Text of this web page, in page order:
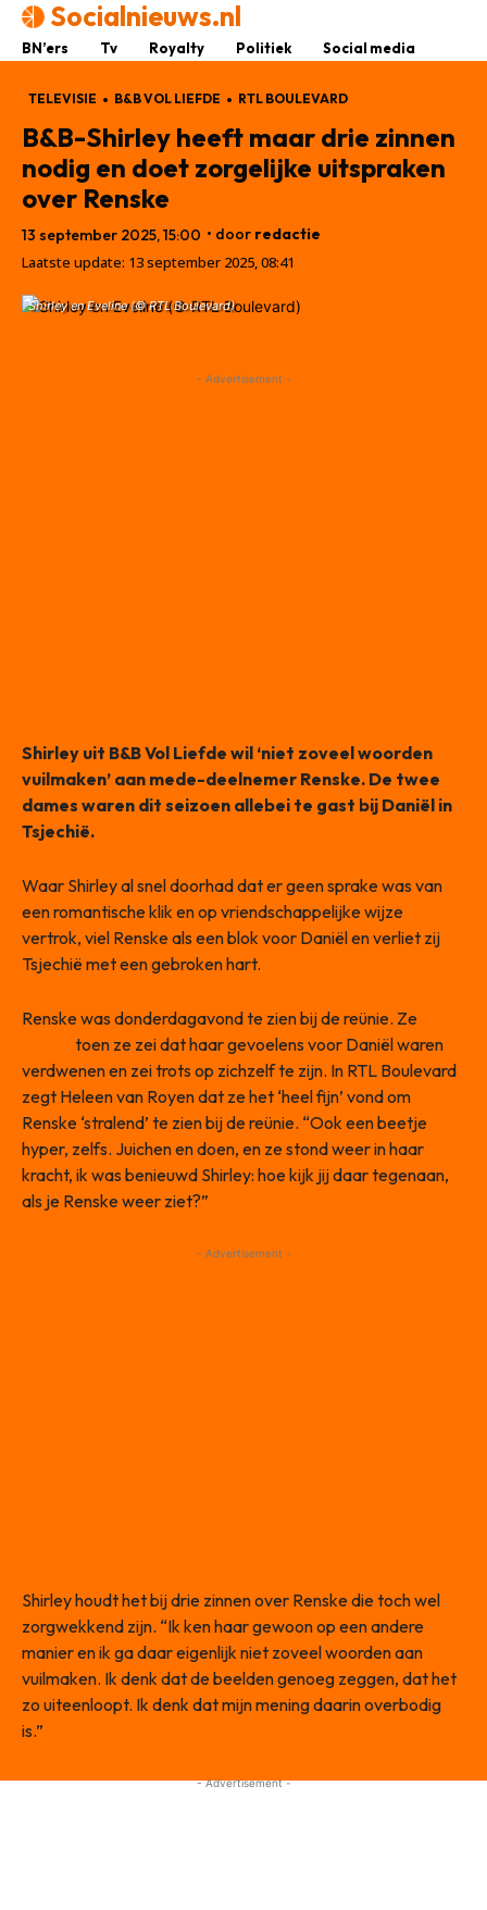
Socialnieuws.nl
BN’ers Tv Royalty Politiek Social media
TELEVISIE B&B VOL LIEFDE RTL BOULEVARD
B&B-Shirley heeft maar drie zinnen
nodig en doet zorgelijke uitspraken
over Renske
13 september 2025, 15:00 • door redactie
Laatste update: 13 september 2025, 08:41
Shirley en Eveline (© RTL Boulevard)
- Advertisement -
Shirley uit B&B Vol Liefde wil ‘niet zoveel woorden
vuilmaken’ aan mede-deelnemer Renske. De twee
dames waren dit seizoen allebei te gast bij Daniël in
Tsjechië.
Waar Shirley al snel doorhad dat er geen sprake was van
een romantische klik en op vriendschappelijke wijze
vertrok, viel Renske als een blok voor Daniël en verliet zij
Tsjechië met een gebroken hart.
Renske was donderdagavond te zien bij de reünie. Ze
toen ze zei dat haar gevoelens voor Daniël waren
verdwenen en zei trots op zichzelf te zijn. In RTL Boulevard
zegt Heleen van Royen dat ze het ‘heel fijn’ vond om
Renske ‘stralend’ te zien bij de reünie. “Ook een beetje
hyper, zelfs. Juichen en doen, en ze stond weer in haar
kracht, ik was benieuwd Shirley: hoe kijk jij daar tegenaan,
als je Renske weer ziet?”
- Advertisement -
Shirley houdt het bij drie zinnen over Renske die toch wel
zorgwekkend zijn. “Ik ken haar gewoon op een andere
manier en ik ga daar eigenlijk niet zoveel woorden aan
vuilmaken. Ik denk dat de beelden genoeg zeggen, dat het
zo uiteenloopt. Ik denk dat mijn mening daarin overbodig
is.”
- Advertisement -